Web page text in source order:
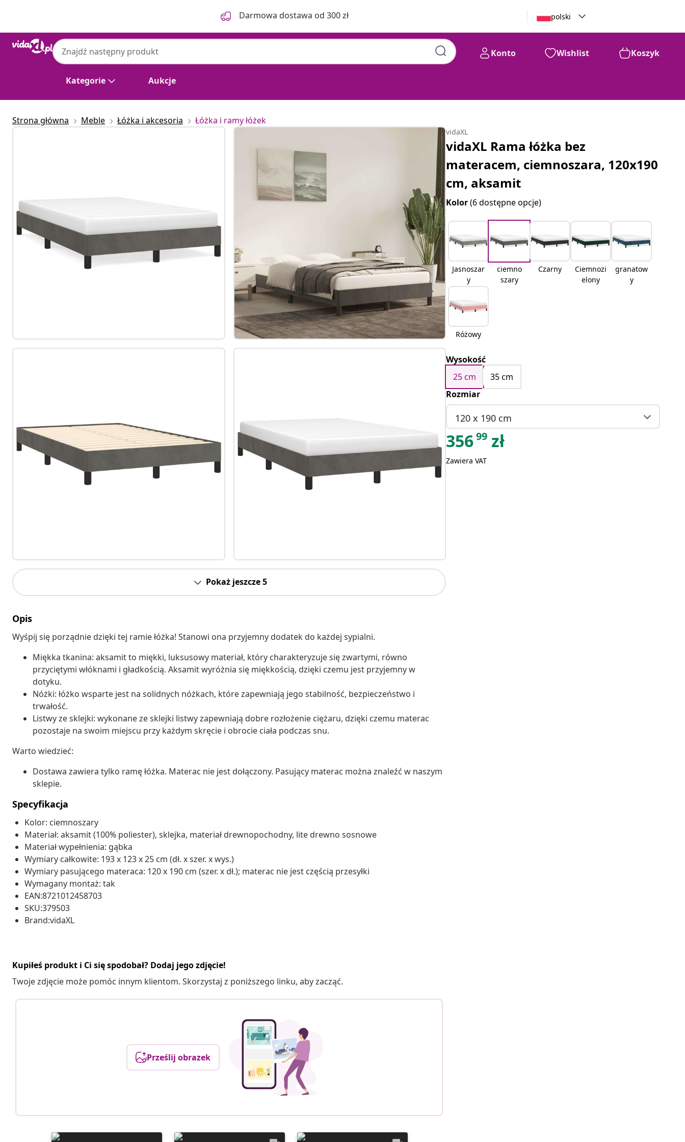
Darmowa dostawa od 300 zł polski
Kategorie Aukcje
Konto Wishlist Koszyk
Strona główna Meble Łóżka i akcesoria Łóżka i ramy łóżek
Pokaż jeszcze 5
Opis
Wyśpij się porządnie dzięki tej ramie łóżka! Stanowi ona przyjemny dodatek do każdej sypialni.
Miękka tkanina: aksamit to miękki, luksusowy materiał, który charakteryzuje się zwartymi, równo
przyciętymi włóknami i gładkością. Aksamit wyróżnia się miękkością, dzięki czemu jest przyjemny w
dotyku.
Nóżki: łóżko wsparte jest na solidnych nóżkach, które zapewniają jego stabilność, bezpieczeństwo i
trwałość.
Listwy ze sklejki: wykonane ze sklejki listwy zapewniają dobre rozłożenie ciężaru, dzięki czemu materac
pozostaje na swoim miejscu przy każdym skręcie i obrocie ciała podczas snu.
Warto wiedzieć:
Dostawa zawiera tylko ramę łóżka. Materac nie jest dołączony. Pasujący materac można znaleźć w naszym
sklepie.
Specyfikacja
Kolor: ciemnoszary
Materiał: aksamit (100% poliester), sklejka, materiał drewnopochodny, lite drewno sosnowe
Materiał wypełnienia: gąbka
Wymiary całkowite: 193 x 123 x 25 cm (dł. x szer. x wys.)
Wymiary pasującego materaca: 120 x 190 cm (szer. x dł.); materac nie jest częścią przesyłki
Wymagany montaż: tak
EAN:8721012458703
SKU:379503
Brand:vidaXL
Kupiłeś produkt i Ci się spodobał? Dodaj jego zdjęcie!
Twoje zdjęcie może pomóc innym klientom. Skorzystaj z poniższego linku, aby zacząć.
Prześlij obrazek
vidaXL
vidaXL Rama łóżka bez
materacem, ciemnoszara, 120x190
cm, aksamit
Kolor(6 dostępne opcje)
Jasnoszar
y
ciemno
szary
Czarny
Ciemnozi
elony
granatow
y
Różowy
Wysokość
25 cm
35 cm
Rozmiar
120 x 190 cm
35699 zł
Zawiera VAT